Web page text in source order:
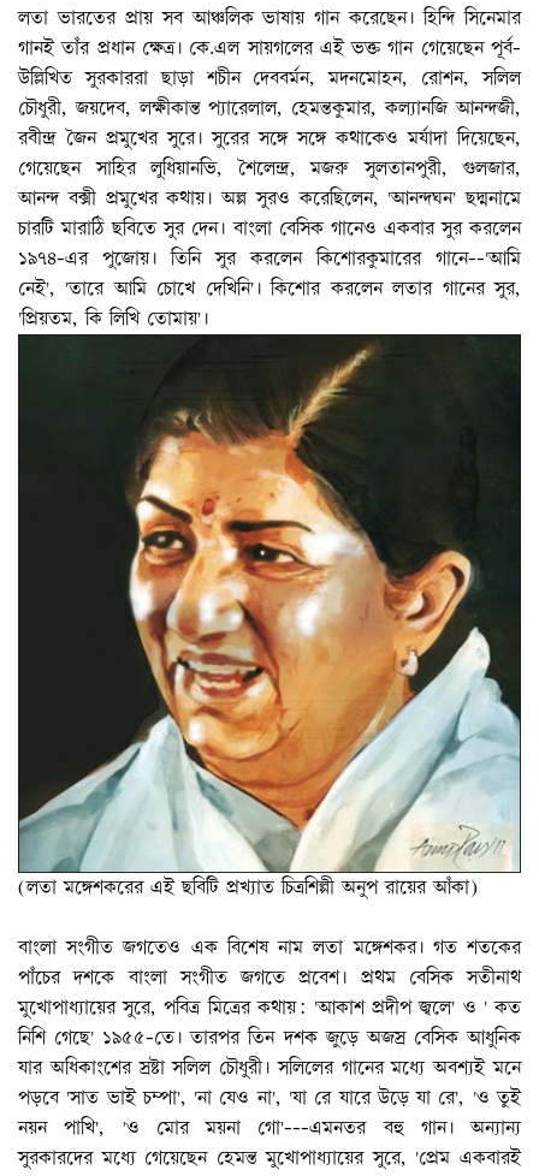
লতা ভারতের প্রায় সব আঞ্চলিক ভাষায় গান করেছেন। হিন্দি সিনেমার
গানই তাঁর প্রধান ক্ষেত্র। কে.এল সায়গলের এই ভক্ত গান গেয়েছেন পূর্ব-
উল্লিখিত সুরকাররা ছাড়া শচীন দেববর্মন, মদনমোহন, রোশন, সলিল
চৌধুরী, জয়দেব, লক্ষীকান্ত প্যারেলাল, হেমন্তকুমার, কল্যানজি আনন্দজী,
রবীন্দ্র জৈন প্রমুখের সুরে। সুরের সঙ্গে সঙ্গে কথাকেও মর্যাদা দিয়েছেন,
গেয়েছেন সাহির লুধিয়ানভি, শৈলেন্দ্র, মজরু সুলতানপুরী, গুলজার,
আনন্দ বক্সী প্রমুখের কথায়। অল্প সুরও করেছিলেন, 'আনন্দঘন' ছদ্মনামে
চারটি মারাঠি ছবিতে সুর দেন। বাংলা বেসিক গানেও একবার সুর করলেন
১৯৭৪-এর পুজোয়। তিনি সুর করলেন কিশোরকুমারের গানে--'আমি
নেই', 'তারে আমি চোখে দেখিনি'। কিশোর করলেন লতার গানের সুর,
'প্রিয়তম, কি লিখি তোমায়'।
(লতা মঙ্গেশকরের এই ছবিটি প্রখ্যাত চিত্রশিল্পী অনুপ রায়ের আঁকা)
বাংলা সংগীত জগতেও এক বিশেষ নাম লতা মঙ্গেশকর। গত শতকের
পাঁচের দশকে বাংলা সংগীত জগতে প্রবেশ। প্রথম বেসিক সতীনাথ
মুখোপাধ্যায়ের সুরে, পবিত্র মিত্রের কথায়: 'আকাশ প্রদীপ জ্বলে' ও ' কত
নিশি গেছে' ১৯৫৫-তে। তারপর তিন দশক জুড়ে অজস্র বেসিক আধুনিক
যার অধিকাংশের স্রষ্টা সলিল চৌধুরী। সলিলের গানের মধ্যে অবশ্যই মনে
পড়বে 'সাত ভাই চম্পা', 'না যেও না', 'যা রে যারে উড়ে যা রে', 'ও তুই
নয়ন পাখি', 'ও মোর ময়না গো'---এমনতর বহু গান। অন্যান্য
সুরকারদের মধ্যে গেয়েছেন হেমন্ত মুখোপাধ্যায়ের সুরে, 'প্রেম একবারই